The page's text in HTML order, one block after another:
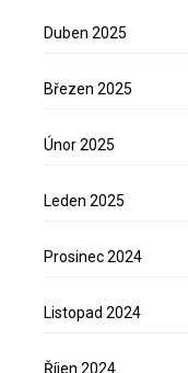
Duben 2025
Březen 2025
Únor 2025
Leden 2025
Prosinec 2024
Listopad 2024
Říjen 2024